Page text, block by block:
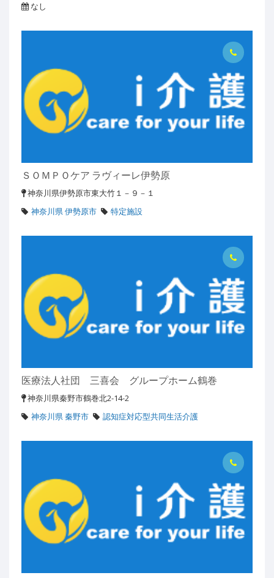
なし
ＳＯＭＰＯケア ラヴィーレ伊勢原
神奈川県伊勢原市東大竹１－９－１
神奈川県 伊勢原市
特定施設
医療法人社団 三喜会 グループホーム鶴巻
神奈川県秦野市鶴巻北2-14-2
神奈川県 秦野市
認知症対応型共同生活介護